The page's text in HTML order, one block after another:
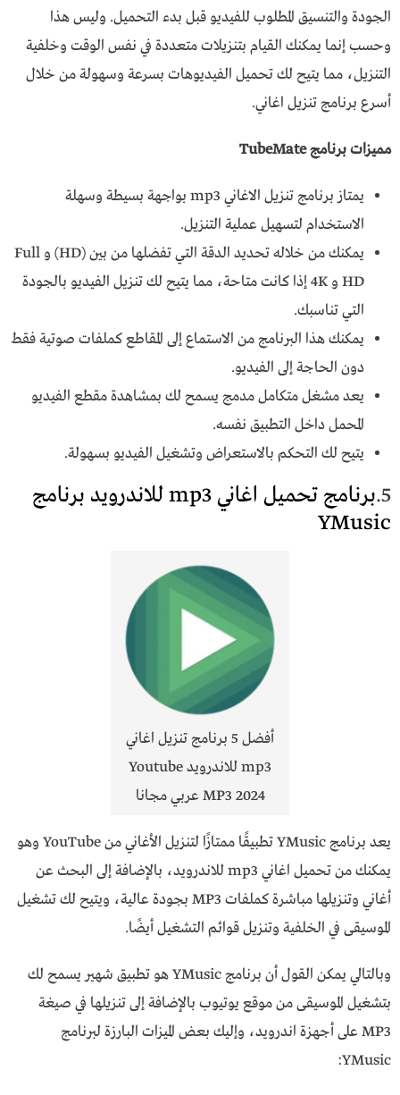
الجودة والتنسيق المطلوب للفيديو قبل بدء التحميل. وليس هذا
وحسب إنما يمكنك القيام بتنزيلات متعددة في نفس الوقت وخلفية
التنزيل، مما يتيح لك تحميل الفيديوهات بسرعة وسهولة من خلال
أسرع برنامج تنزيل اغاني.
مميزات برنامج TubeMate
يمتاز برنامج تنزيل الاغاني mp3 بواجهة بسيطة وسهلة
الاستخدام لتسهيل عملية التنزيل.
يمكنك من خلاله تحديد الدقة التي تفضلها من بين (HD) و Full
HD و 4K إذا كانت متاحة، مما يتيح لك تنزيل الفيديو بالجودة
التي تناسبك.
يمكنك هذا البرنامج من الاستماع إلى المقاطع كملفات صوتية فقط
دون الحاجة إلى الفيديو.
يعد مشغل متكامل مدمج يسمح لك بمشاهدة مقطع الفيديو
المحمل داخل التطبيق نفسه.
يتيح لك التحكم بالاستعراض وتشغيل الفيديو بسهولة.
5.
برنامج تحميل اغاني mp3 للاندرويد برنامج
YMusic
أفضل 5 برنامج تنزيل اغاني
mp3 للاندرويد Youtube
MP3 2024 عربي مجانا
يعد برنامج YMusic تطبيقًا ممتازًا لتنزيل الأغاني من YouTube وهو
يمكنك من تحميل اغاني mp3 للاندرويد، بالإضافة إلى البحث عن
أغاني وتنزيلها مباشرة كملفات MP3 بجودة عالية، ويتيح لك تشغيل
الموسيقى في الخلفية وتنزيل قوائم التشغيل أيضًا.
وبالتالي يمكن القول أن برنامج YMusic هو تطبيق شهير يسمح لك
بتشغيل الموسيقى من موقع يوتيوب بالإضافة إلى تنزيلها في صيغة
MP3 على أجهزة اندرويد، وإليك بعض الميزات البارزة لبرنامج
YMusic: